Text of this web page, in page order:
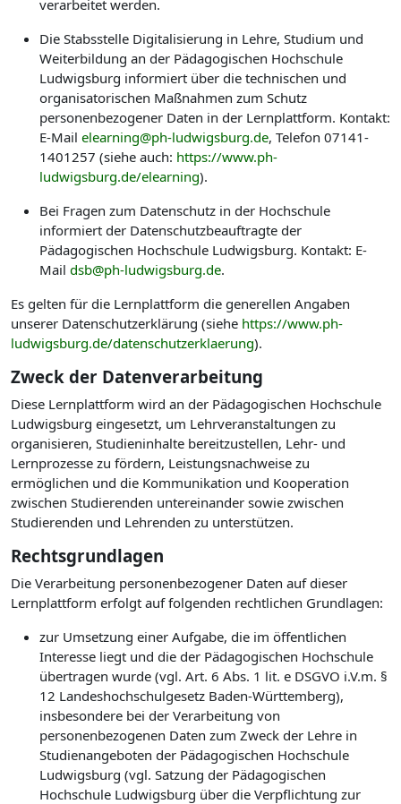
verarbeitet werden.
Die Stabsstelle Digitalisierung in Lehre, Studium und
Weiterbildung an der Pädagogischen Hochschule
Ludwigsburg informiert über die technischen und
organisatorischen Maßnahmen zum Schutz
personenbezogener Daten in der Lernplattform. Kontakt:
E-Mail elearning@ph-ludwigsburg.de, Telefon 07141-
1401257 (siehe auch: https://www.ph-
ludwigsburg.de/elearning).
Bei Fragen zum Datenschutz in der Hochschule
informiert der Datenschutzbeauftragte der
Pädagogischen Hochschule Ludwigsburg. Kontakt: E-
Mail dsb@ph-ludwigsburg.de.
Es gelten für die Lernplattform die generellen Angaben
unserer Datenschutzerklärung (siehe https://www.ph-
ludwigsburg.de/datenschutzerklaerung).
Zweck der Datenverarbeitung
Diese Lernplattform wird an der Pädagogischen Hochschule
Ludwigsburg eingesetzt, um Lehrveranstaltungen zu
organisieren, Studieninhalte bereitzustellen, Lehr- und
Lernprozesse zu fördern, Leistungsnachweise zu
ermöglichen und die Kommunikation und Kooperation
zwischen Studierenden untereinander sowie zwischen
Studierenden und Lehrenden zu unterstützen.
Rechtsgrundlagen
Die Verarbeitung personenbezogener Daten auf dieser
Lernplattform erfolgt auf folgenden rechtlichen Grundlagen:
zur Umsetzung einer Aufgabe, die im öffentlichen
Interesse liegt und die der Pädagogischen Hochschule
übertragen wurde (vgl. Art. 6 Abs. 1 lit. e DSGVO i.V.m. §
12 Landeshochschulgesetz Baden-Württemberg),
insbesondere bei der Verarbeitung von
personenbezogenen Daten zum Zweck der Lehre in
Studienangeboten der Pädagogischen Hochschule
Ludwigsburg (vgl. Satzung der Pädagogischen
Hochschule Ludwigsburg über die Verpflichtung zur